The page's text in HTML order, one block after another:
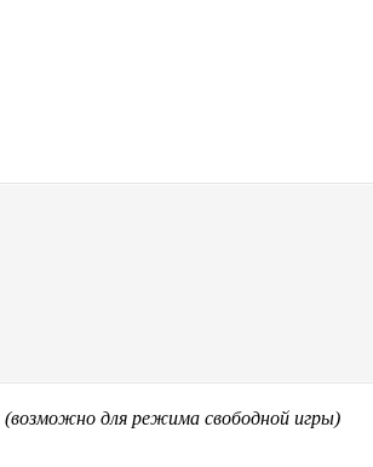
для режима свободной игры)